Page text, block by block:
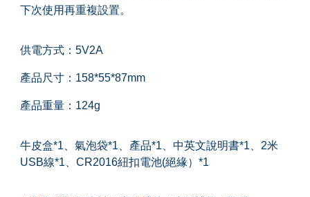
下次使用再重複設置。
供電方式：5V2A
產品尺寸：158*55*87mm
產品重量：124g
牛皮盒*1、氣泡袋*1、產品*1、中英文說明書*1、2米
USB線*1、CR2016紐扣電池(絕緣）*1